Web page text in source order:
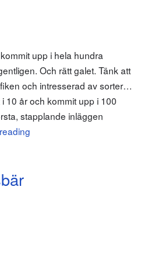
upp i hela hundra
Och rätt galet. Tänk att
och intresserad av sorter…
10 år och kommit upp i 100
stapplande inläggen